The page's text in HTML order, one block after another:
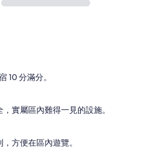
10 分滿分。
實屬區內難得一見的設施。
方便在區內遊覽。